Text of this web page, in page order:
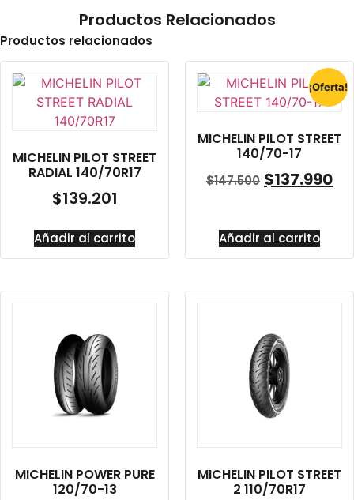
Productos Relacionados
Productos relacionados
MICHELIN PILOT STREET
RADIAL 140/70R17
$139.201
Añadir al carrito
¡Oferta!
MICHELIN PILOT STREET
140/70-17
$147.500 $137.990
Añadir al carrito
MICHELIN POWER PURE
120/70-13
MICHELIN PILOT STREET
2 110/70R17